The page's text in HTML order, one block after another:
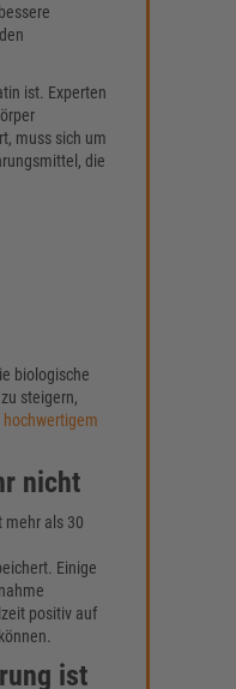
ist. Experten
muss sich um
die
biologische
steigern,
hochwertigem
nicht
mehr als 30
Einige
positiv auf
ist